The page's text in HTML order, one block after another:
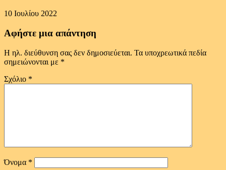
10 Ιουλίου 2022
Αφήστε μια απάντηση
Η ηλ. διεύθυνση σας δεν δημοσιεύεται. Τα υποχρεωτικά πεδία
σημειώνονται με *
Σχόλιο *
Όνομα *